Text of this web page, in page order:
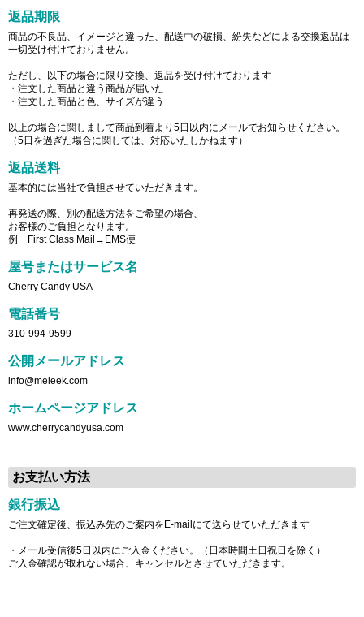
返品期限
商品の不良品、イメージと違った、配送中の破損、紛失などによる交換返品は
一切受け付けておりません。
ただし、以下の場合に限り交換、返品を受け付けております
・注文した商品と違う商品が届いた
・注文した商品と色、サイズが違う
以上の場合に関しまして商品到着より5日以内にメールでお知らせください。
（5日を過ぎた場合に関しては、対応いたしかねます）
返品送料
基本的には当社で負担させていただきます。
再発送の際、別の配送方法をご希望の場合、
お客様のご負担となります。
例 First Class Mail→EMS便
屋号またはサービス名
Cherry Candy USA
電話番号
310-994-9599
公開メールアドレス
info@meleek.com
ホームページアドレス
www.cherrycandyusa.com
お支払い方法
銀行振込
ご注文確定後、振込み先のご案内をE-mailにて送らせていただきます
・メール受信後5日以内にご入金ください。（日本時間土日祝日を除く）
ご入金確認が取れない場合、キャンセルとさせていただきます。